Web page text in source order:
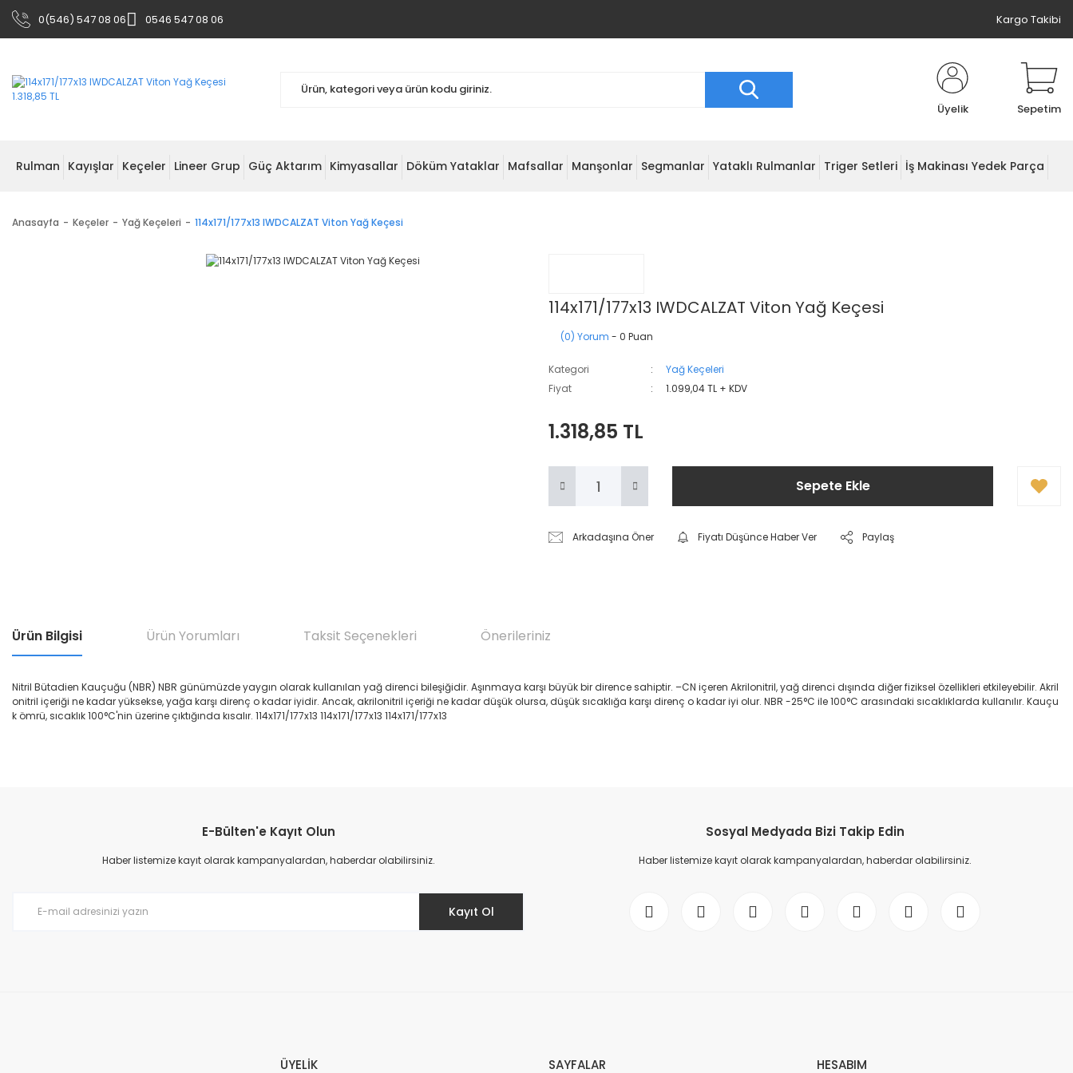
0(546) 547 08 06 0546 547 08 06 Kargo Takibi
Üyelik Sepetim
Rulman Kayışlar Keçeler Lineer Grup Güç Aktarım Kimyasallar Döküm Yataklar Mafsallar Manşonlar Segmanlar Yataklı Rulmanlar Triger Setleri İş Makinası Yedek Parça
Anasayfa Keçeler Yağ Keçeleri 114x171/177x13 IWDCALZAT Viton Yağ Keçesi
114x171/177x13 IWDCALZAT Viton Yağ Keçesi
(0) Yorum - 0 Puan
Kategori
Yağ Keçeleri
Fiyat
1.099,04 TL + KDV
1.318,85 TL
Sepete Ekle
Arkadaşına Öner Fiyatı Düşünce Haber Ver Paylaş
Ürün Bilgisi Ürün Yorumları Taksit Seçenekleri Önerileriniz
Nitril Bütadien Kauçuğu (NBR) NBR günümüzde yaygın olarak kullanılan yağ direnci bileşiğidir. Aşınmaya karşı büyük bir dirence sahiptir. –CN içeren Akrilonitril, yağ direnci dışında diğer fiziksel özellikleri etkileyebilir. Akril
onitril içeriği ne kadar yüksekse, yağa karşı direnç o kadar iyidir. Ancak, akrilonitril içeriği ne kadar düşük olursa, düşük sıcaklığa karşı direnç o kadar iyi olur. NBR -25°C ile 100°C arasındaki sıcaklıklarda kullanılır. Kauçu
k ömrü, sıcaklık 100°C'nin üzerine çıktığında kısalır. 114x171/177x13 114x171/177x13 114x171/177x13
Ürün resmi kalitesiz, bozuk veya görüntülenemiyor.
Ürün açıklamasında eksik bilgiler bulunuyor.
E-Bülten'e Kayıt Olun
Haber listemize kayıt olarak kampanyalardan, haberdar olabilirsiniz.
Kayıt Ol
Sosyal Medyada Bizi Takip Edin
Haber listemize kayıt olarak kampanyalardan, haberdar olabilirsiniz.
ÜYELİK SAYFALAR HESABIM